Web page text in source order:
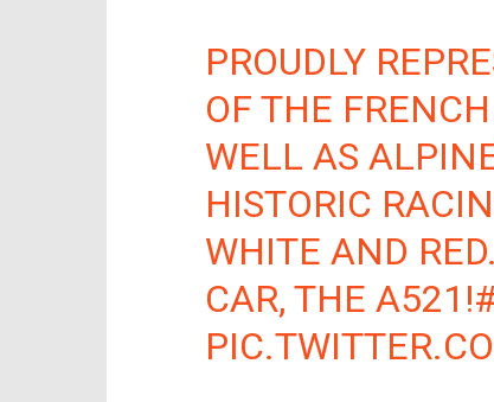
PROUDLY
OF THE
WELL AS
HISTORIC
WHITE AND
CAR, THE A521!